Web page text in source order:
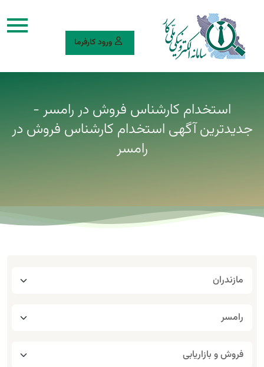
ورود کارفرما
استخدام کارشناس فروش در رامسر -
جدیدترین آگهی استخدام کارشناس فروش در
رامسر